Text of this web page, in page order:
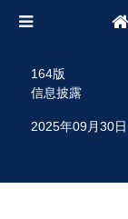
164版
信息披露
2025年09月30日